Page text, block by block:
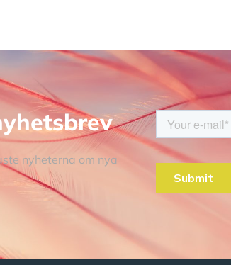
nyheterna om nya